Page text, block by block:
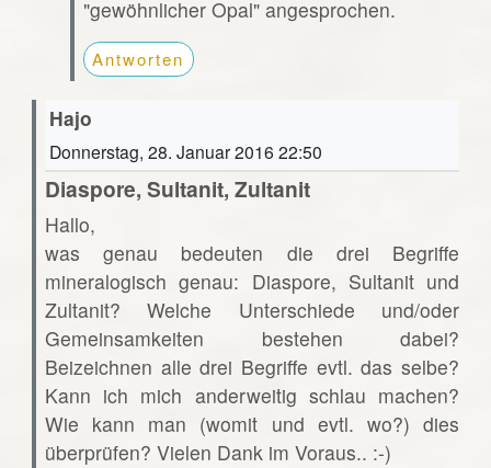
"gewöhnlicher Opal" angesprochen.
Antworten
Hajo
Donnerstag, 28. Januar 2016 22:50
Diaspore, Sultanit, Zultanit
Hallo,
was genau bedeuten die drei Begriffe
mineralogisch genau: Diaspore, Sultanit und
Zultanit? Welche Unterschiede und/oder
Gemeinsamkeiten bestehen dabei?
Beizeichnen alle drei Begriffe evtl. das selbe?
Kann ich mich anderweitig schlau machen?
Wie kann man (womit und evtl. wo?) dies
überprüfen? Vielen Dank im Voraus.. :-)